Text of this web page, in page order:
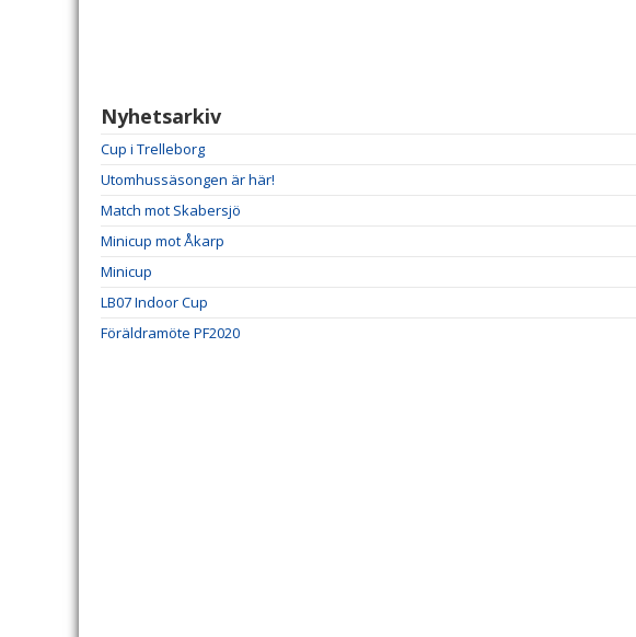
Nyhetsarkiv
Cup i Trelleborg
Utomhussäsongen är här!
Match mot Skabersjö
Minicup mot Åkarp
Minicup
LB07 Indoor Cup
Föräldramöte PF2020